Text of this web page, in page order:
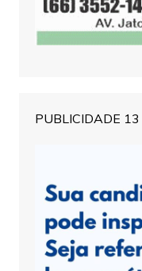
PUBLICIDADE 13